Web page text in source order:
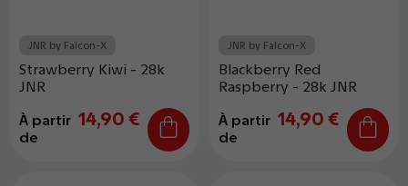
JNR by Falcon-X
Strawberry Kiwi - 28k
JNR
À partir
de
14,90 €
JNR by Falcon-X
Blackberry Red
Raspberry - 28k JNR
À partir
de
14,90 €